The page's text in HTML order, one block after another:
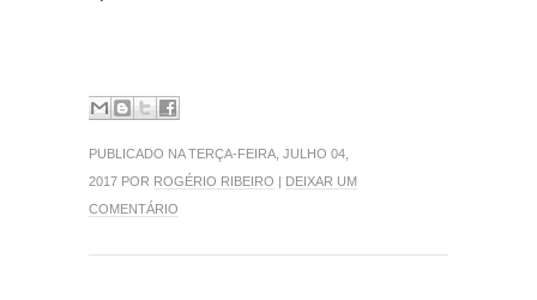
PUBLICADO NA TERÇA-FEIRA, JULHO 04,
2017 POR ROGÉRIO RIBEIRO | DEIXAR UM
COMENTÁRIO